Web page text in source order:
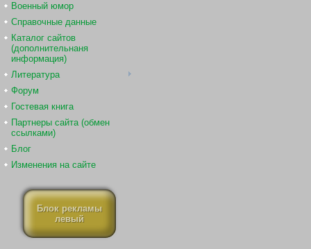
Военный юмор
Справочные данные
Каталог сайтов
(дополнительнаня
информация)
Литература
Форум
Гостевая книга
Партнеры сайта (обмен
ссылками)
Блог
Изменения на сайте
Блок рекламы
левый